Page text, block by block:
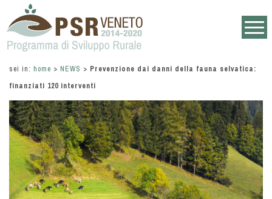
sei in: home > NEWS > Prevenzione dai danni della fauna selvatica:
finanziati 120 interventi